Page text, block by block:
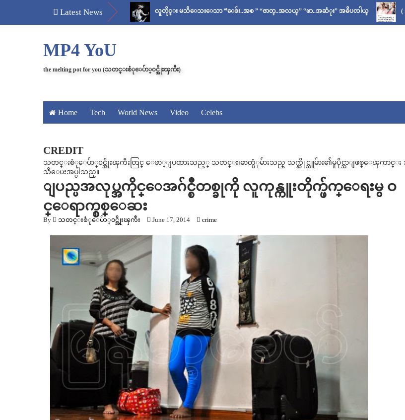
Latest News
မန်ကျည်းချဉ် သိပ်နည်း လူတိုင္း မသိေသးေသာ “ေစ်း..အစ ” “ဇာတ္..အလယ္” “ဖာ..အဆံုး” အဓိပၸါယ္ ( ၃ )လသာခံတ
MP4 YoU
the melting pot for you (သတင္းစံုေပ်ာ္၀င္အိုးၾကီး)
Home Tech World News Video Celebs
CREDIT
သတင္းစံုေပ်ာ္၀င္အိုးၾကီးတြင္ ေဖာ္ျပထားသည့္ သတင္း၊ဓာတ္ပံုမ်ားသည္ သက္ဆိုင္သူမ်ား၏မူပိုင္သာျဖစ္ေၾကာင္း
သိေပးအပ္ပါသည္။
ျပည္ပအလုပ္အကိုင္ေအဂ်င္စီတစ္ခုကို လူကုန္ကူးတိုက္ဖ်က္ေရးမွ ဝ
င္ေရာက္စစ္ေဆး
By သတင္းစံုေပ်ာ္၀င္အိုးၾကီး June 17, 2014 crime